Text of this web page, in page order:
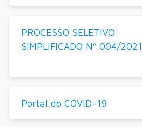
PROCESSO SELETIVO
SIMPLIFICADO Nº 004/2021
Portal do COVID-19